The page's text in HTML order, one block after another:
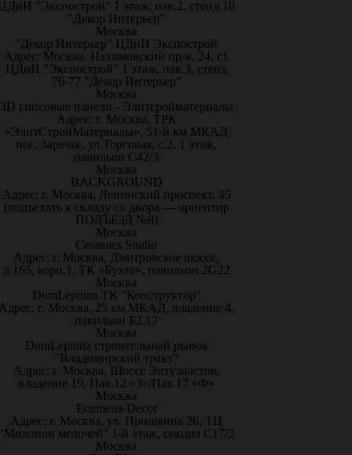
"Экспострой" 1 этаж, пав.2, стенд 10
"Декор Интерьер"
Москва
"Декор Интерьер" ЦДиИ Экспострой
Адрес: Москва, Нахимовский пр-к, 24, с1
ЦДиИ "Экспострой" 1 этаж, пав.3, стенд
76-77 "Декор Интерьер"
Москва
3D гипсовые панели - Элитсройматериалы
Адрес: г. Москва, ТРК
«ЭлитСтройМатериалы», 51-й км МКАД
пос. Заречье, ул.Торговая, с.2, 1 этаж,
павильон С42/3
Москва
BACKGROUND
Адрес: г. Москва, Ленинский проспект, 45
(подъехать к складу со двора — ориентир
ПОДЪЕЗД №8)
Москва
Ceramics Studio
Адрес: г. Москва, Дмитровское шоссе,
д.165, корп.1, ТК «Бухта», павильон 2G22
Москва
DomLepnina ТК "Конструктор"
г. Москва, 25 км МКАД, владение 4,
павильон Б2.17
Москва
DomLepnina строительный рынок
"Владимирский тракт"
Адрес: г. Москва, Шоссе Энтузиастов,
владение 19, Пав.12 «З»/Пав.17 «Ф»
Москва
Ecumena-Decor
Адрес: г. Москва, ул. Пришвина 26, ТЦ
мелочей" 1-й этаж, секция С17/2
Москва